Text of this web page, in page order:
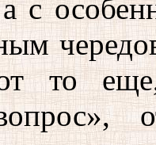
с
то еще,